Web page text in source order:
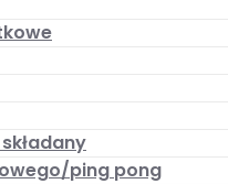
ping pong